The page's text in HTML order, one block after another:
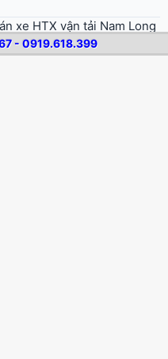
- 0919.618.399